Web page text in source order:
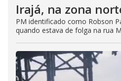
Irajá, na zona
PM identificado como Robson
quando estava de folga na rua